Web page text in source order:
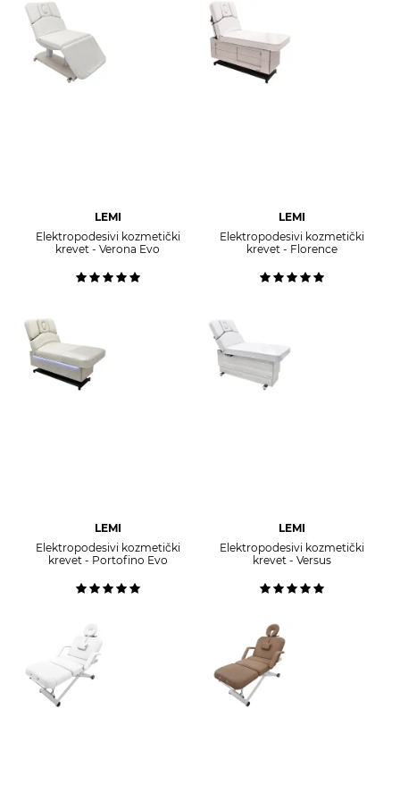
LEMI
Elektropodesivi kozmetički
krevet - Verona Evo
LEMI
Elektropodesivi kozmetički
krevet - Florence
LEMI
Elektropodesivi kozmetički
krevet - Portofino Evo
LEMI
Elektropodesivi kozmetički
krevet - Versus